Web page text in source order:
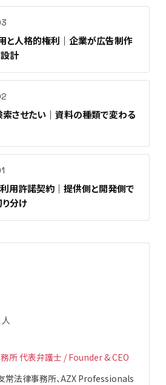
と人格的権利｜企業が広告制作
計
させたい｜資料の種類で変わる
用許諾契約｜提供側と開発側で
分け
所 代表弁護士 / Founder & CEO
友常法律事務所、AZX Professionals